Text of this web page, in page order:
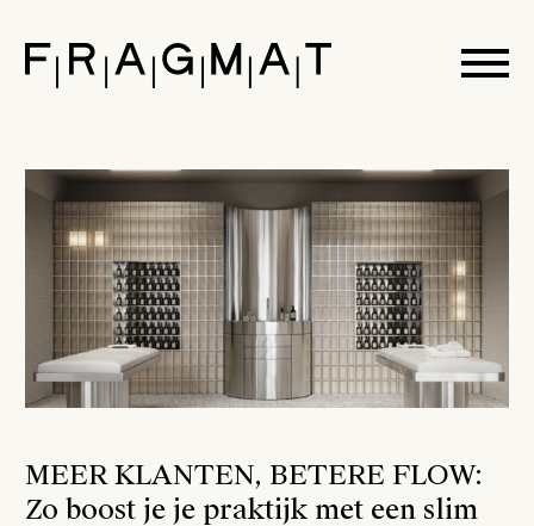
MEER KLANTEN, BETERE FLOW:
Zo boost je je praktijk met een slim